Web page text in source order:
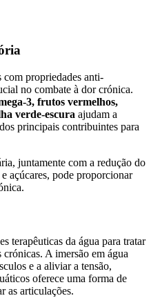
propriedades anti-
no combate à dor crónica.
3, frutos vermelhos,
verde-escura ajudam a
principais contribuintes para
juntamente com a redução do
açúcares, pode proporcionar
terapêuticas da água para tratar
A imersão em água
e a aliviar a tensão,
oferece uma forma de
as articulações.